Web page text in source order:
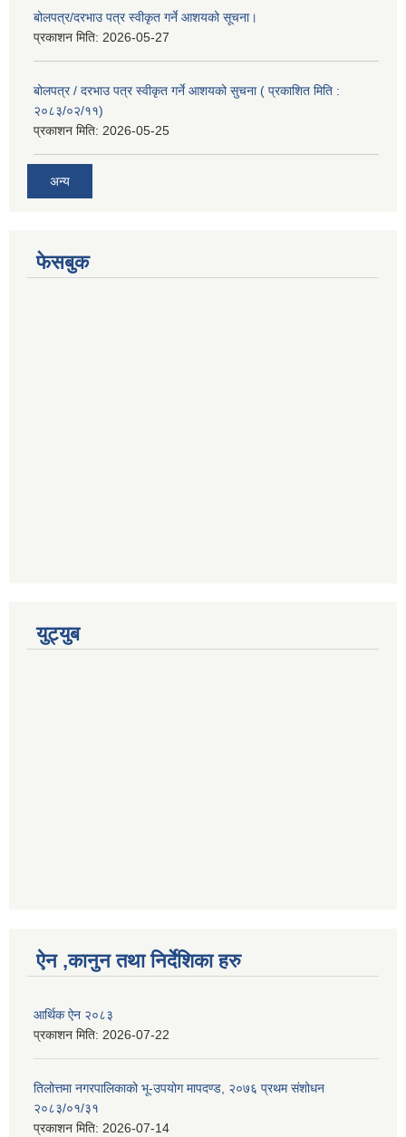
बोलपत्र/दरभाउ पत्र स्वीकृत गर्ने आशयको सूचना।
प्रकाशन मिति: 2026-05-27
बोलपत्र / दरभाउ पत्र स्वीकृत गर्ने आशयको सुचना ( प्रकाशित मिति :
२०८३/०२/११)
प्रकाशन मिति: 2026-05-25
अन्य
फेसबुक
युट्युब
ऐन ,कानुन तथा निर्देशिका हरु
आर्थिक ऐन २०८३
प्रकाशन मिति: 2026-07-22
तिलोत्तमा नगरपालिकाको भू-उपयोग मापदण्ड, २०७६ प्रथम संशोधन
२०८३/०१/३१
प्रकाशन मिति: 2026-07-14